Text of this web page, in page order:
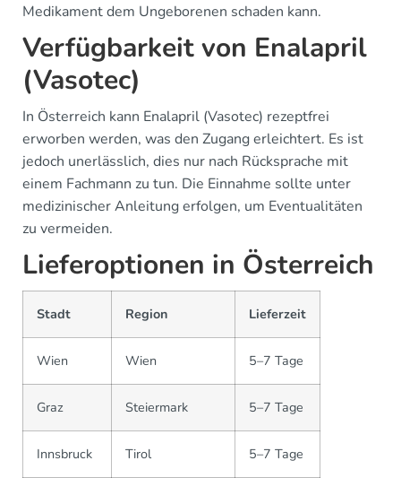
Medikament dem Ungeborenen schaden kann.
Verfügbarkeit von Enalapril
(Vasotec)
In Österreich kann Enalapril (Vasotec) rezeptfrei
erworben werden, was den Zugang erleichtert. Es ist
jedoch unerlässlich, dies nur nach Rücksprache mit
einem Fachmann zu tun. Die Einnahme sollte unter
medizinischer Anleitung erfolgen, um Eventualitäten
zu vermeiden.
Lieferoptionen in Österreich
Stadt Region Lieferzeit
Wien Wien 5–7 Tage
Graz Steiermark 5–7 Tage
Innsbruck Tirol 5–7 Tage